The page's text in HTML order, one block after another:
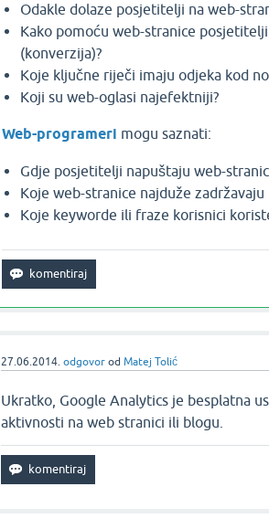
Odakle dolaze posjetitelji na web-
Kako pomoću web-stranice
(konverzija)?
Koje ključne riječi imaju odjeka kod
Koji su web-oglasi najefektniji?
Web-programeri mogu saznati:
Gdje posjetitelji napuštaju web-
Koje web-stranice najduže
Koje keyworde ili fraze korisnici
27.06.2014. odgovor odMatej Tolić
Ukratko, Google Analytics je besplatna
aktivnosti na web stranici ili blogu.